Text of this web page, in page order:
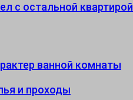
с остальной квартирой
ванной комнаты
и проходы